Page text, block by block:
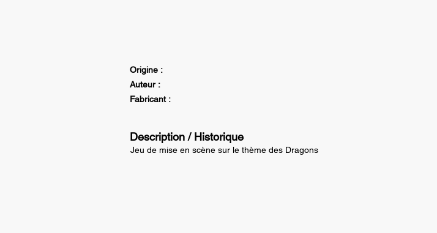
Origine :
Auteur :
Fabricant :
Description / Historique
Jeu de mise en scène sur le thème des Dragons